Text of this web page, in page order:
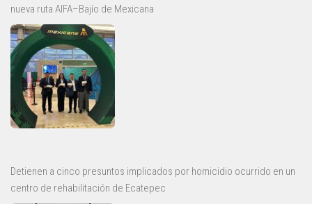
nueva ruta AIFA–Bajío de Mexicana
Detienen a cinco presuntos implicados por homicidio ocurrido en un
centro de rehabilitación de Ecatepec